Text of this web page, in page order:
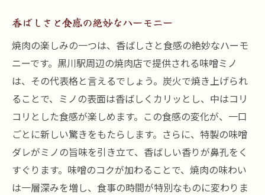
香ばしさと食感の絶妙なハーモニー
焼肉の楽しみの一つは、香ばしさと食感の絶妙なハーモ
ニーです。黒川駅周辺の焼肉店で提供される味噌ミノ
は、その代表格と言えるでしょう。炭火で焼き上げられ
ることで、ミノの表面は香ばしくカリッとし、中はコリ
コリとした食感が楽しめます。この食感の変化が、一口
ごとに新しい驚きをもたらします。さらに、特製の味噌
ダレがミノの旨味を引き立て、香ばしい香りが鼻孔をく
すぐります。味噌のコクが加わることで、焼肉の味わい
は一層深みを増し、食事の時間が特別なものに変わりま